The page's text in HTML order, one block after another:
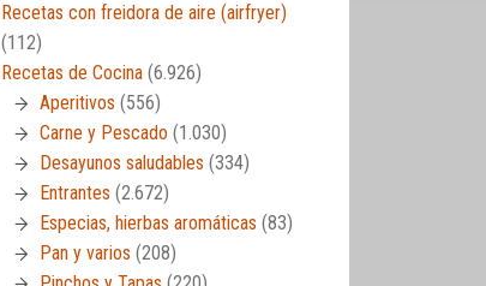
Recetas con freidora de aire (airfryer)
(112)
Recetas de Cocina (6.926)
Aperitivos (556)
Carne y Pescado (1.030)
Desayunos saludables (334)
Entrantes (2.672)
Especias, hierbas aromáticas (83)
Pan y varios (208)